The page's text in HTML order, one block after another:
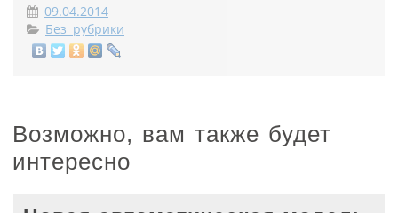
09.04.2014
Без рубрики
Возможно, вам также будет
интересно